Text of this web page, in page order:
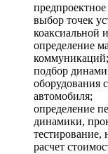
выбор точек
коаксиальной
определение
коммуникаций;
подбор
оборудования
автомобиля;
определение
динамики,
тестирование,
расчет